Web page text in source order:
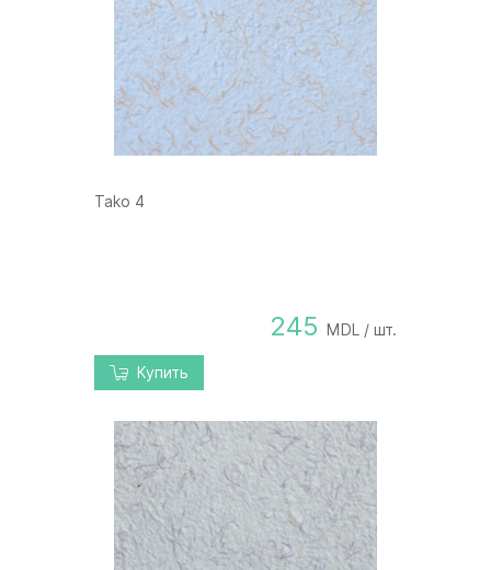
Tako 4
245 MDL / шт.
Купить